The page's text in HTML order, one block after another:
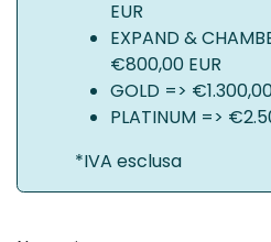
EUR
EXPAND &
€800,00 EUR
GOLD =>
PLATINUM =>
*IVA esclusa